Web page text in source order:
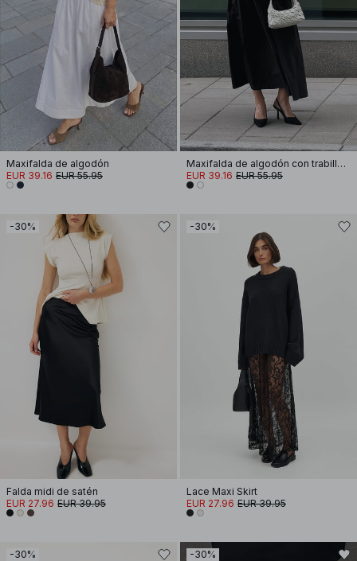
Maxifalda de algodón
EUR 39.16 EUR 55.95
Maxifalda de algodón con trabillas para cinturón
EUR 39.16 EUR 55.95
-30%
Falda midi de satén
EUR 27.96 EUR 39.95
-30%
Lace Maxi Skirt
EUR 27.96 EUR 39.95
-30% -30%